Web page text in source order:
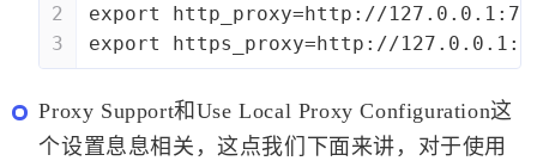
2
3
export http_proxy=http://
export https_proxy=http://
Proxy Support和Use Local Proxy Configuration这
个设置息息相关，这点我们下面来讲，对于使用